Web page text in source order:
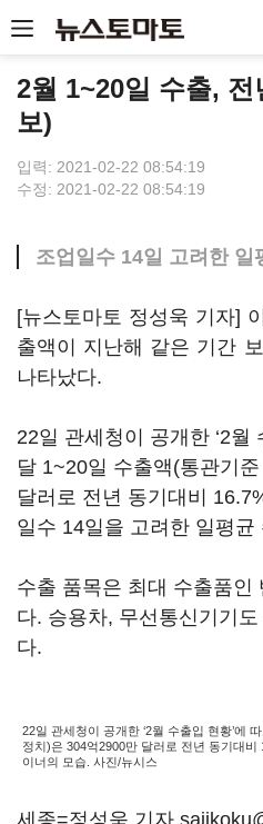
2월 1~20일 수출,
보)
입력: 2021-02-22 08:54:19
수정: 2021-02-22 08:54:19
조업일수 14일 고려한 일
[뉴스토마토 정성욱 기자]
출액이 지난해 같은 기간
나타났다.
22일 관세청이 공개한 ‘2월
달 1~20일 수출액(통관기
달러로 전년 동기대비
일수 14일을 고려한 일평
수출 품목은 최대 수출품인
다. 승용차, 무선통신기기
다.
22일 관세청이 공개한 ‘2월 수출입 현황’에
정치)은 304억2900만 달러로 전년 동기대
이너의 모습. 사진/뉴시스
세종=정성욱 기자